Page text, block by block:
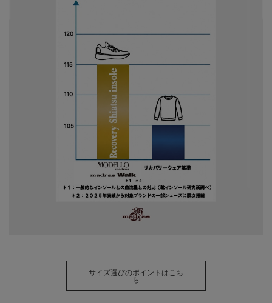
サイズ選びのポイントはこち
ら